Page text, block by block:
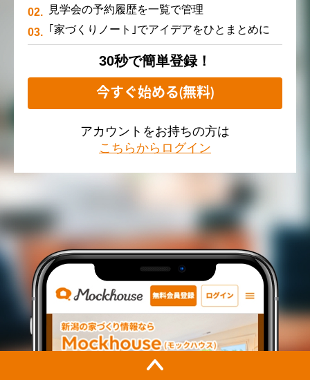
見学会の予約履歴を一覧で管理
｢家づくりノート｣でアイデアをひとまとめに
30秒で簡単登録！
今すぐ始める(無料)
アカウントをお持ちの方は
こちらからログイン